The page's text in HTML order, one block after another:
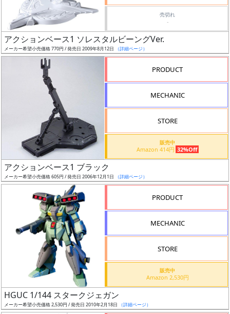
グ
レ
ル
ー
ズ・
売切れ
-
アクションベース1 ソレスタルビーングVer.
メーカー希望小売価格 770円 / 発売日 2009年8月12日 （詳細ページ）
PRODUCT
MECHANIC
STORE
販売中
Amazon 414円 32%Off
アクションベース1 ブラック
メーカー希望小売価格 605円 / 発売日 2006年12月1日 （詳細ページ）
PRODUCT
MECHANIC
STORE
販売中
Amazon 2,530円
HGUC 1/144 スタークジェガン
メーカー希望小売価格 2,530円 / 発売日 2010年2月18日 （詳細ページ）